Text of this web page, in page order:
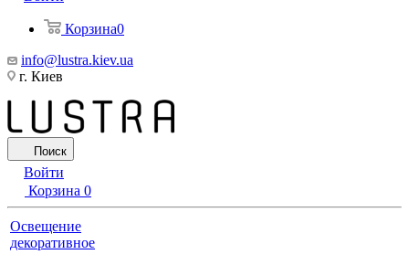
Корзина0
info@lustra.kiev.ua
г. Киев
Поиск
Войти
Корзина 0
Освещение
декоративное